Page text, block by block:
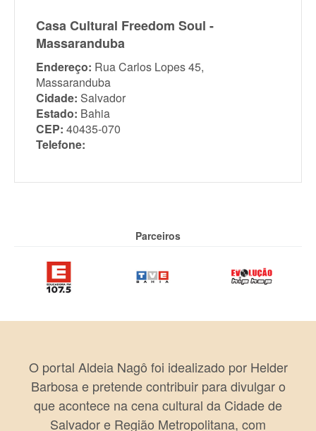
Casa Cultural Freedom Soul -
Massaranduba
Endereço: Rua Carlos Lopes 45,
Massaranduba
Cidade: Salvador
Estado: Bahia
CEP: 40435-070
Telefone:
Parceiros
O portal Aldeia Nagô foi idealizado por Helder
Barbosa e pretende contribuir para divulgar o
que acontece na cena cultural da Cidade de
Salvador e Região Metropolitana, com